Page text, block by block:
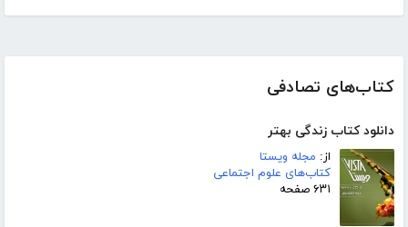
کتاب‌های تصادفی
دانلود کتاب زندگی بهتر
از: مجله ویستا
کتاب‌های علوم اجتماعی
۶۳۱ صفحه